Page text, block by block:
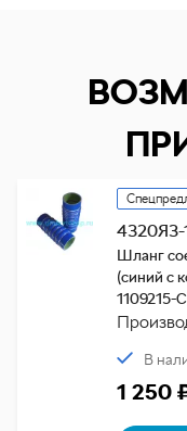
Шланг
(синий с
1109215-
В
1 250